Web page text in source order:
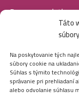
Táto
Na poskytovanie tých
súbory cookie na
Súhlas s týmito
správanie pri prehliadaní
alebo odvolanie súhlasu
Doprava a platba
SOCIÁLNE SIETE